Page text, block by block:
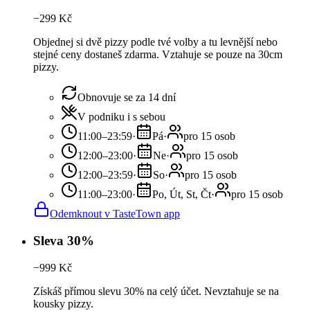
−299 Kč
Objednej si dvě pizzy podle tvé volby a tu levnější nebo
stejné ceny dostaneš zdarma. Vztahuje se pouze na 30cm
pizzy.
Obnovuje se za 14 dní
V podniku i s sebou
11:00–23:59· Pá·
pro 15 osob
12:00–23:00· Ne·
pro 15 osob
12:00–23:59· So·
pro 15 osob
11:00–23:00· Po, Út, St, Čt·
pro 15 osob
Odemknout v TasteTown app
Sleva 30%
−999 Kč
Získáš přímou slevu 30% na celý účet. Nevztahuje se na
kousky pizzy.